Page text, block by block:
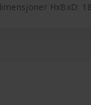
HxBxD: